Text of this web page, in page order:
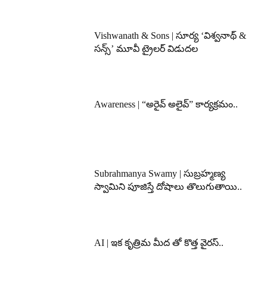
Vishwanath & Sons | సూర్య ‘విశ్వనాథ్ &
సన్స్’ మూవీ ట్రైలర్ విడుదల
Awareness | “అరైవ్ అలైవ్” కార్యక్రమం..
Subrahmanya Swamy | సుబ్రహ్మణ్య
స్వామిని పూజిస్తే దోషాలు తొలుగుతాయి..
AI | ఇక కృత్రిమ మీద తో కొత్త వైరస్..